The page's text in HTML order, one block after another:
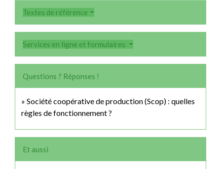
Textes de référence
Services en ligne et formulaires
Questions ? Réponses !
Société coopérative de production (Scop) : quelles
règles de fonctionnement ?
Et aussi